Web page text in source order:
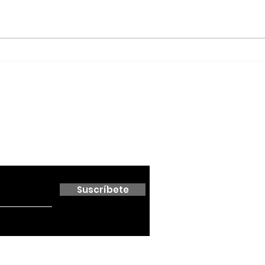
educación, inclusión y
Suscríbete